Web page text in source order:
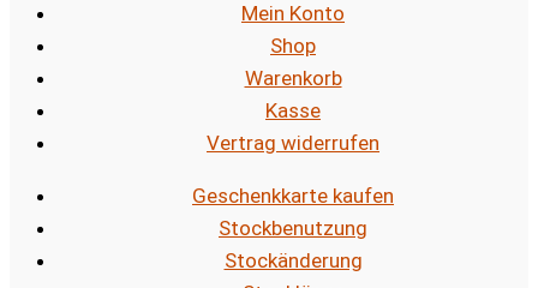
Mein Konto
Shop
Warenkorb
Kasse
Vertrag widerrufen
Geschenkkarte kaufen
Stockbenutzung
Stockänderung